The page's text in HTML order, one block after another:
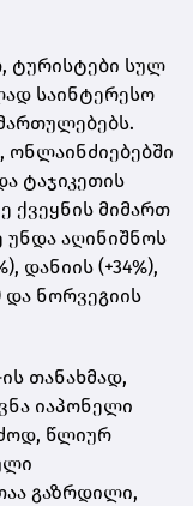
ტურისტები სულ
საინტერესო
ტაჯიკეთის
ქვეყნის მიმართ
უნდა აღინიშნოს
დანიის (+34%),
და ნორვეგიის
ის თანახმად,
იაპონელი
წლიურ
გაზრდილი,